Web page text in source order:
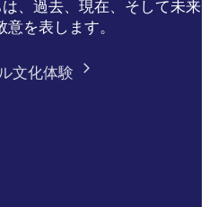
、過去、現在、そして未来
を表します。
文化体験